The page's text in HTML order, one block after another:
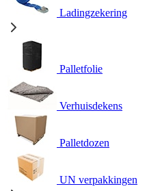
Ladingzekering
Palletfolie
Verhuisdekens
Palletdozen
UN verpakkingen